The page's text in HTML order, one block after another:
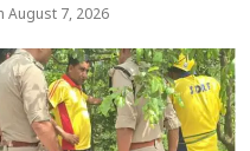
August 7, 2026